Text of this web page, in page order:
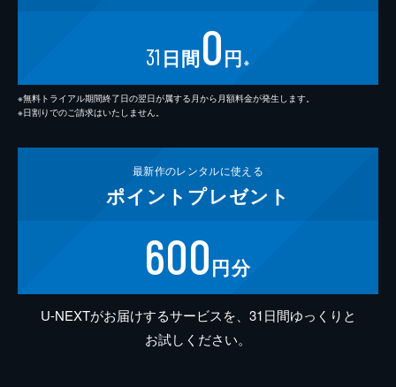
31 日間0円 ※
※無料トライアル期間終了日の翌日が属する月から月額料金が発生します。
※日割りでのご請求はいたしません。
最新作のレンタルに使える
ポイント プレゼント
600円分
U-NEXTがお届けするサービスを、31日間ゆっくりと
お試しください。